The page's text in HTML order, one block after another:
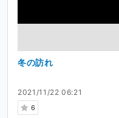
2021/11/22 06:21
6
冬の訪れ